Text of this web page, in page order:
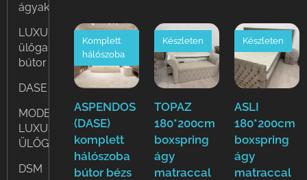
ágyak
LUXUS
ülőgarnitúra
bútor
DASE
MODERN
LUXUS
ÜLŐGARNITÚRÁK
DSM
ASPENDOS
(DASE)
komplett
hálószoba
bútor bézs
Komplett
hálószoba
TOPAZ
180*200cm
boxspring
ágy
matraccal
Készleten
ASLI
180*200cm
boxspring
ágy
matraccal
Készleten